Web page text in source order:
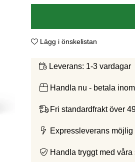
Lägg i önskelistan
Leverans: 1-3 vardagar
Handla nu - betala
Fri standardfrakt över
Expressleverans
Handla tryggt med